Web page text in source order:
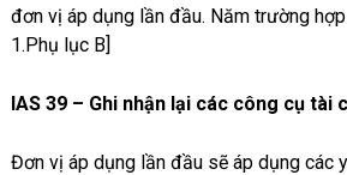
đơn vị áp dụng lần đầu. Năm trường
1.Phụ lục B]
IAS 39 – Ghi nhận lại các công cụ tài
Đơn vị áp dụng lần đầu sẽ áp dụng các